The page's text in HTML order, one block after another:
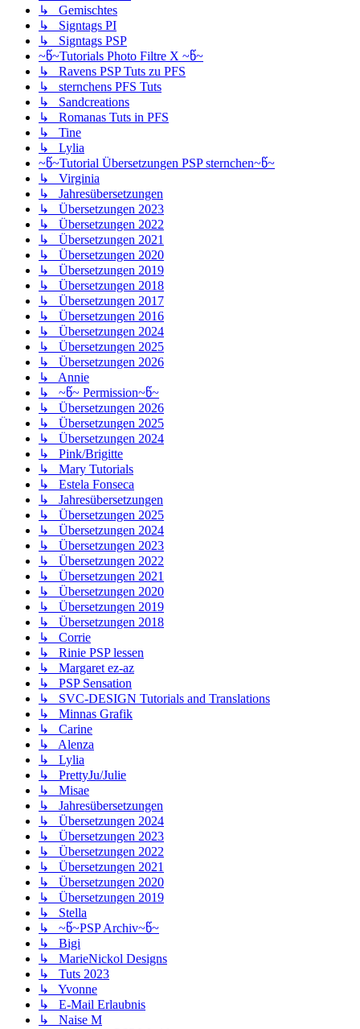
↳ Gemischtes
↳ Signtags PI
↳ Signtags PSP
~წ~Tutorials Photo Filtre X ~წ~
↳ Ravens PSP Tuts zu PFS
↳ sternchens PFS Tuts
↳ Sandcreations
↳ Romanas Tuts in PFS
↳ Tine
↳ Lylia
~წ~Tutorial Übersetzungen PSP sternchen~წ~
↳ Virginia
↳ Jahresübersetzungen
↳ Übersetzungen 2023
↳ Übersetzungen 2022
↳ Übersetzungen 2021
↳ Übersetzungen 2020
↳ Übersetzungen 2019
↳ Übersetzungen 2018
↳ Übersetzungen 2017
↳ Übersetzungen 2016
↳ Übersetzungen 2024
↳ Übersetzungen 2025
↳ Übersetzungen 2026
↳ Annie
↳ ~წ~ Permission~წ~
↳ Übersetzungen 2026
↳ Übersetzungen 2025
↳ Übersetzungen 2024
↳ Pink/Brigitte
↳ Mary Tutorials
↳ Estela Fonseca
↳ Jahresübersetzungen
↳ Übersetzungen 2025
↳ Übersetzungen 2024
↳ Übersetzungen 2023
↳ Übersetzungen 2022
↳ Übersetzungen 2021
↳ Übersetzungen 2020
↳ Übersetzungen 2019
↳ Übersetzungen 2018
↳ Corrie
↳ Rinie PSP lessen
↳ Margaret ez-az
↳ PSP Sensation
↳ SVC-DESIGN Tutorials and Translations
↳ Minnas Grafik
↳ Carine
↳ Alenza
↳ Lylia
↳ PrettyJu/Julie
↳ Misae
↳ Jahresübersetzungen
↳ Übersetzungen 2024
↳ Übersetzungen 2023
↳ Übersetzungen 2022
↳ Übersetzungen 2021
↳ Übersetzungen 2020
↳ Übersetzungen 2019
↳ Stella
↳ ~წ~PSP Archiv~წ~
↳ Bigi
↳ MarieNickol Designs
↳ Tuts 2023
↳ Yvonne
↳ E-Mail Erlaubnis
↳ Naise M